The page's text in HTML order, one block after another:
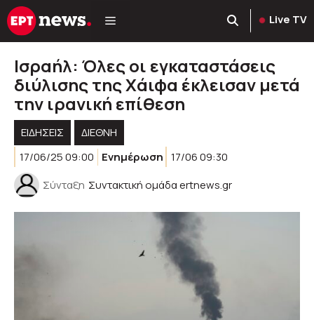
Μετάβαση
σε
Live TV
Ισραήλ: Όλες οι εγκαταστάσεις
διύλισης της Χάιφα έκλεισαν μετά
την ιρανική επίθεση
ΕΙΔΗΣΕΙΣ
ΔΙΕΘΝΗ
17/06/25 09:00
Ενημέρωση 17/06 09:30
Σύνταξη Συντακτική ομάδα ertnews.gr